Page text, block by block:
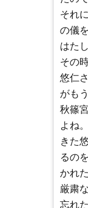
それ
の儀
はた
その
悠仁
がも
秋篠
よね
きた
るの
かれ
厳粛
忘れ